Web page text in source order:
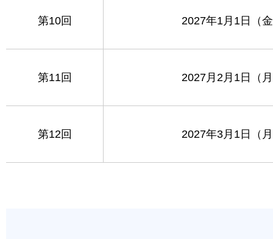
第10回 2027年1月1日（
第11回 2027月2月1日（
第12回 2027年3月1日（